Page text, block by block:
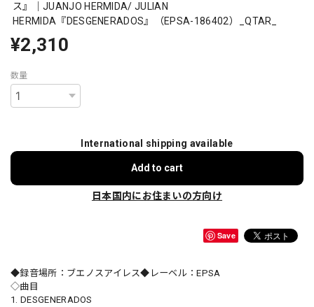
ス』｜JUANJO HERMIDA/ JULIAN
HERMIDA『DESGENERADOS』（EPSA-186402）_QTAR_
¥2,310
数量
International shipping available
Add to cart
日本国内にお住まいの方向け
Save
◆録音場所：ブエノスアイレス◆レーベル：EPSA
◇曲目
1. DESGENERADOS